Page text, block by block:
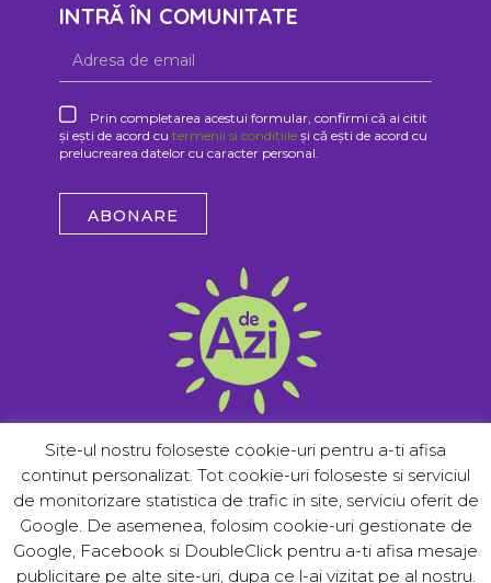
INTRĂ ÎN COMUNITATE
Prin completarea acestui formular, confirmi că ai citit
și ești de acord cu termenii si condițiile și că ești de acord cu
prelucrearea datelor cu caracter personal.
ABONARE
Adresa
Morad Foods SRL
Drumul Nisipoasa 46-52, Sector 1,
Bucuresti, ROMÂNIA
salut@deazi.eu
Meniu
Supe
Smoothies
Sucuri
Unde găsești
Contact
Site-ul nostru foloseste cookie-uri pentru a-ti afisa
continut personalizat. Tot cookie-uri foloseste si serviciul
de monitorizare statistica de trafic in site, serviciu oferit de
Google. De asemenea, folosim cookie-uri gestionate de
Google, Facebook si DoubleClick pentru a-ti afisa mesaje
publicitare pe alte site-uri, dupa ce l-ai vizitat pe al nostru.